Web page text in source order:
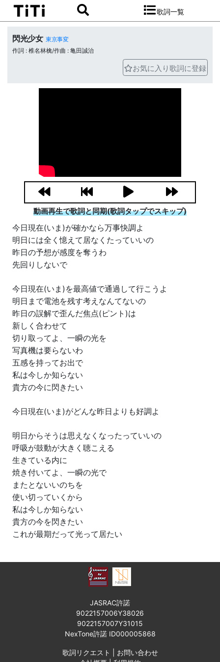
歌詞一覧
閃光少女 東京事変
作詞 : 椎名林檎/作曲 : 亀田誠治
お気に入り歌詞に登録
動画再生で歌詞と同期(歌詞タップでスキップ)
今日現在(いま)が確かなら万事快調よ
明日には全く憶えて居なくたっていいの
昨日の予想が感度を奪うわ
先回りしないで
今日現在(いま)を最高値で通過して行こうよ
明日まで電池を残す考えなんてないの
昨日の誤解で歪んだ焦点(ピント)は
新しく合わせて
切り取ってよ、一瞬の光を
写真機は要らないわ
五感を持ってお出で
私は今しか知らない
貴方の今に閃きたい
今日現在(いま)がどんな昨日よりも好調よ
明日からそうは思えなくなったっていいの
呼吸が鼓動が大きく聴こえる
生きている内に
焼き付いてよ、一瞬の光で
またとないいのちを
使い切っていくから
私は今しか知らない
貴方の今を閃きたい
これが最期だって光って居たい
JASRAC許諾
9022157006Y38026
9022157007Y31015
NexTone許諾 ID000005868
歌詞リクエスト
お問い合わせ